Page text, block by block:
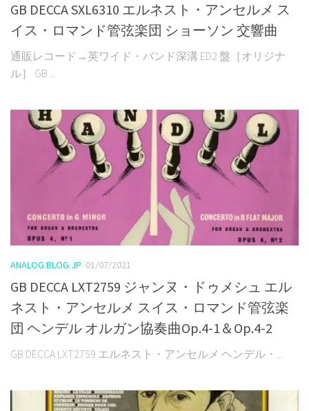
GB DECCA SXL6310 エルネスト・アンセルメ ス
イス・ロマンド管弦楽団 ショーソン 交響曲
通販レコード→英ワイド・バンド深溝 ED2 盤［オリジナ
ル］ GB ...
ANALOG.BLOG.JP 01/07/2021
GB DECCA LXT2759 ジャンヌ・ドゥメシュ エル
ネスト・アンセルメ スイス・ロマンド管弦楽
団 ヘンデル オルガン協奏曲Op.4-1＆Op.4-2
GB DECCA LXT2759 エルネスト・アンセルメ ヘンデル・...